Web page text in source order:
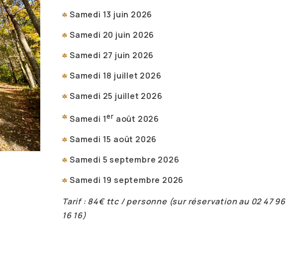
Samedi 13 juin 2026
Samedi 20 juin 2026
Samedi 27 juin 2026
Samedi 18 juillet 2026
Samedi 25 juillet 2026
Samedi 1er août 2026
Samedi 15 août 2026
Samedi 5 septembre 2026
Samedi 19 septembre 2026
Tarif : 84€ ttc / personne (sur réservation au 02 47 96
16 16)